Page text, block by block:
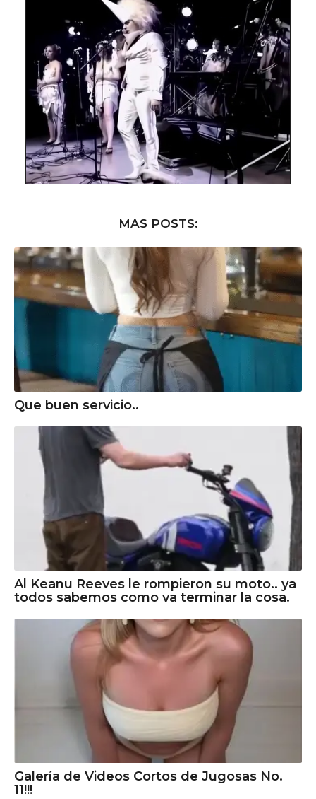
MAS POSTS:
Que buen servicio..
Al Keanu Reeves le rompieron su moto.. ya
todos sabemos como va terminar la cosa.
Galería de Videos Cortos de Jugosas No.
11!!!